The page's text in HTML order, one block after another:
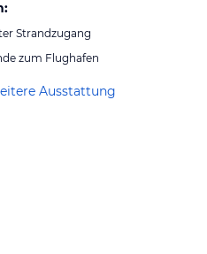
Strandzugang
zum Flughafen
Ausstattung